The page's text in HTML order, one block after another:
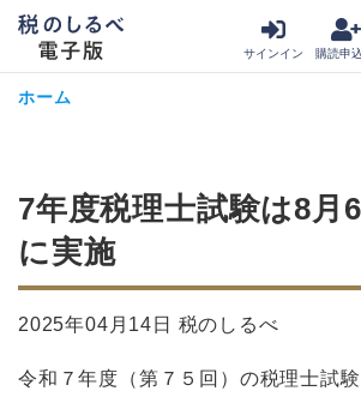
サインイン 購読申
ホーム
7年度税理士試験は8月
に実施
2025年04月14日 税のしるべ
令和７年度（第７５回）の税理士試